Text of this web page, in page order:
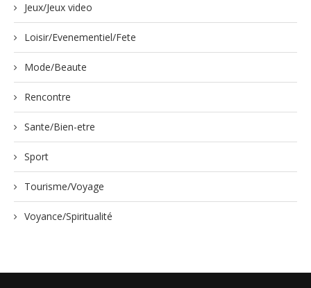
Jeux/Jeux video
Loisir/Evenementiel/Fete
Mode/Beaute
Rencontre
Sante/Bien-etre
Sport
Tourisme/Voyage
Voyance/Spiritualité